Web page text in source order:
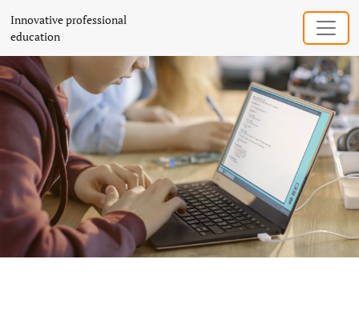
Innovative professional education
Innovative professional
education